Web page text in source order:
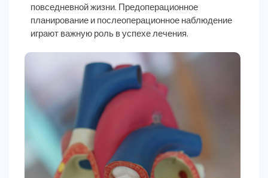
повседневной жизни. Предоперационное
планирование и послеоперационное наблюдение
играют важную роль в успехе лечения.